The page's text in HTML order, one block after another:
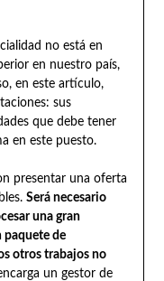
no está en
en nuestro país,
en este artículo,
sus
que debe tener
en este puesto.
presentar una oferta
Será necesario
una gran
de
otros trabajos no
un gestor de